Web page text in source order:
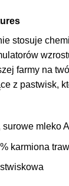
stosuje
farmy na
z pastwisk,
surowe mleko
karmiona